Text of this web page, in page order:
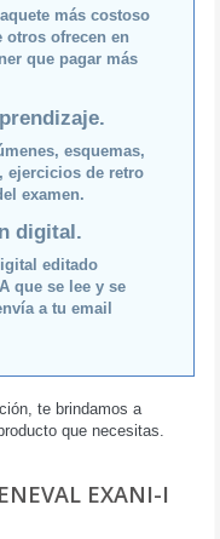
más costoso
ofrecen en
que pagar más
esquemas,
ejercicios de retro
examen.
digital.
editado
que se lee y se
a tu email
te brindamos a
que necesitas.
EXANI-I